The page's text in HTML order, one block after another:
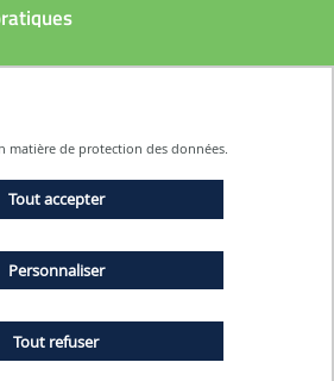
de protection des données.
Tout accepter
Tout refuser
Personnaliser
:
nco2_centralenantes/